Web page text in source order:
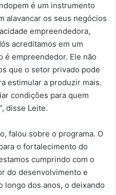
é um instrumento
alavancar os seus negócios
empreendedora,
acreditamos em um
é empreendedor. Ele não
que o setor privado pode
estimular a produzir mais.
condições para quem
disse Leite.
falou sobre o programa. O
o fortalecimento do
cumprindo com o
do desenvolvimento e
longo dos anos, o deixando